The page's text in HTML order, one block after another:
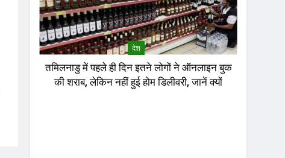
देश
तमिलनाडु में पहले ही दिन इतने लोगों ने ऑनलाइन बुक
की शराब, लेकिन नहीं हुई होम डिलीवरी, जानें क्यों